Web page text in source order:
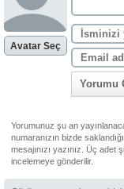
Avatar Seç
Yorumu
Yorumunuz şu an
numaranızın bizde
mesajınızı yazınız. Üç
incelemeye gönderilir.